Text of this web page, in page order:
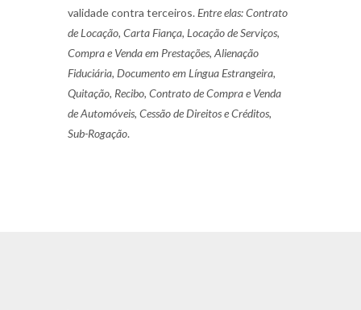
validade contra terceiros.Entre elas: Contrato
de Locação, Carta Fiança, Locação de Serviços,
Compra e Venda em Prestações, Alienação
Fiduciária, Documento em Língua Estrangeira,
Quitação, Recibo, Contrato de Compra e Venda
de Automóveis, Cessão de Direitos e Créditos,
Sub-Rogação.